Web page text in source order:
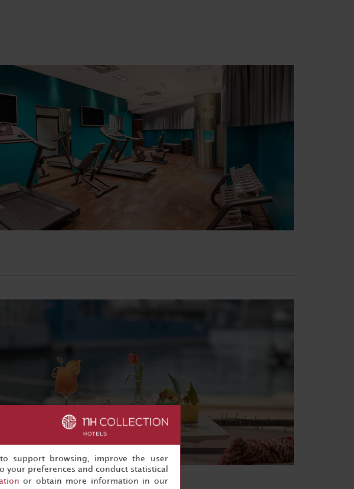
support browsing, improve the user
your preferences and conduct statistical
or obtain more information in our